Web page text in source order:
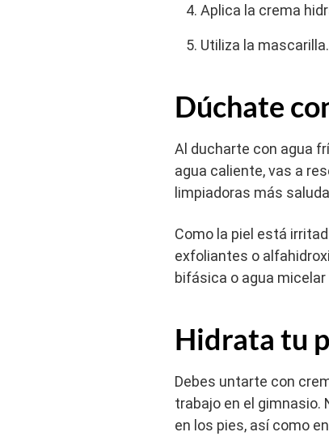
Aplica la crema
Utiliza la mascarilla.
Dúchate
Al ducharte con agua
agua caliente, vas a
limpiadoras más
Como la piel está
exfoliantes o
bifásica o agua
Hidrata tu
Debes untarte con
trabajo en el gimnasio.
en los pies, así como